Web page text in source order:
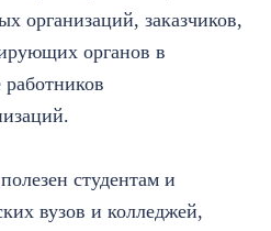
организаций, заказчиков,
органов в
работников
студентам и
вузов и колледжей,